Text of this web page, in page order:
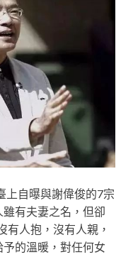
上自曝與謝偉俊的7宗
有夫妻之名，但卻
有人抱，沒有人親，
的溫暖，對任何女